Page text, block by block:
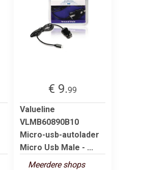
€ 9.99
Valueline
VLMB60890B10
Micro-usb-autolader
Micro Usb Male - ...
Meerdere shops